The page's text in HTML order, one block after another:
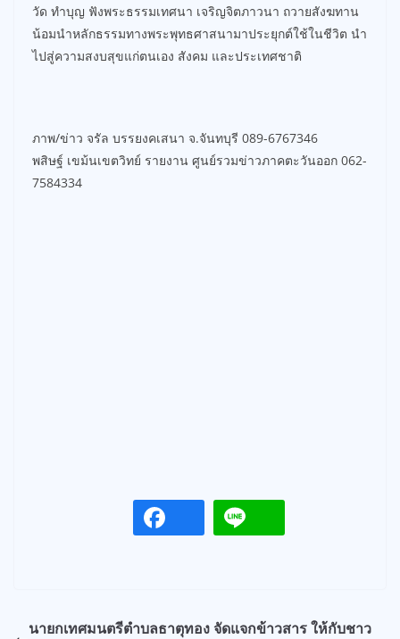
วัด ทำบุญ ฟังพระธรรมเทศนา เจริญจิตภาวนา ถวายสังฆทาน
น้อมนำหลักธรรมทางพระพุทธศาสนามาประยุกต์ใช้ในชีวิต นำ
ไปสู่ความสงบสุขแก่ตนเอง สังคม และประเทศชาติ
ภาพ/ข่าว จรัล บรรยงคเสนา จ.จันทบุรี 089-6767346
พสิษฐ์ เขม้นเขตวิทย์ รายงาน ศูนย์รวมข่าวภาคตะวันออก 062-
7584334
นายกเทศมนตรีตำบลธาตุทอง จัดแจกข้าวสาร ให้กับชาว